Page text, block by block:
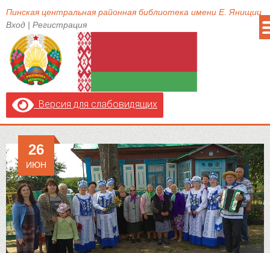
Пинская центральная районная библиотека имени Е. Янищиц
Вход | Регистрация
Версия для слабовидящих
26
ИЮН